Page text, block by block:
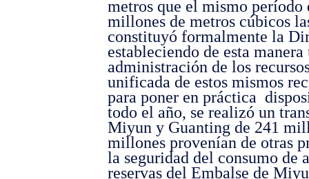
metros que el mismo
millones de metros cúbicos
constituyó formalmente la
estableciendo de esta
administración de los
unificada de estos mismos
para poner en práctica
todo el año, se realizó un
Miyun y Guanting de 241
millones provenían de otras
la seguridad del consumo de
reservas del Embalse de